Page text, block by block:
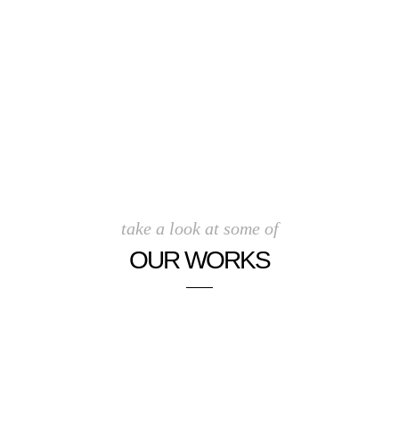
take a look at some of
OUR WORKS